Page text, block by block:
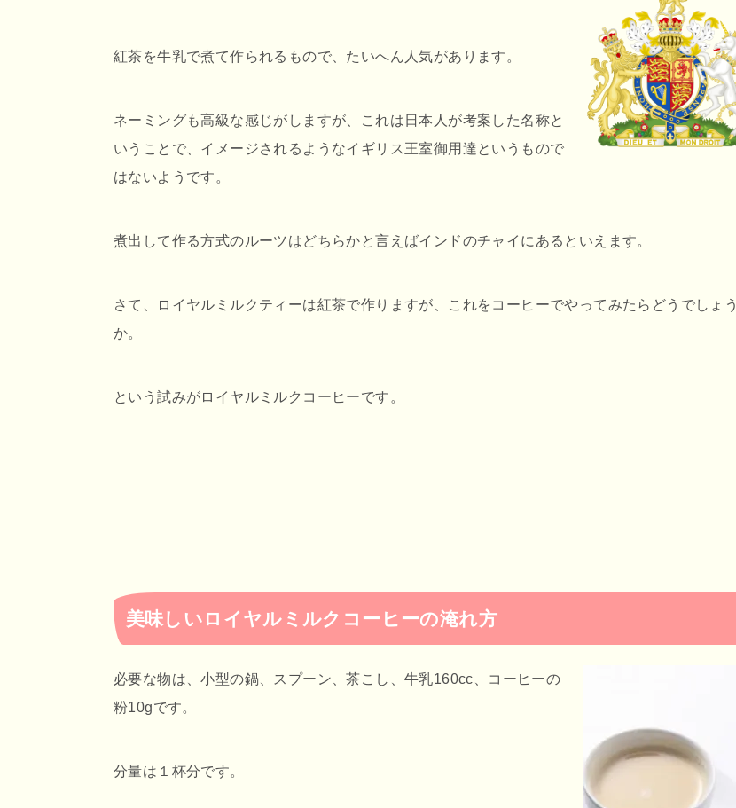
紅茶を牛乳で煮て作られるもので、たいへん人気があります。
ネーミングも高級な感じがしますが、これは日本人が考案した名称と
いうことで、イメージされるようなイギリス王室御用達というもので
はないようです。
煮出して作る方式のルーツはどちらかと言えばインドのチャイにあるといえます。
さて、ロイヤルミルクティーは紅茶で作りますが、これをコーヒーでやってみたらどうでしょう
か。
という試みがロイヤルミルクコーヒーです。
美味しいロイヤルミルクコーヒーの淹れ方
必要な物は、小型の鍋、スプーン、茶こし、牛乳160cc、コーヒーの
粉10gです。
分量は１杯分です。